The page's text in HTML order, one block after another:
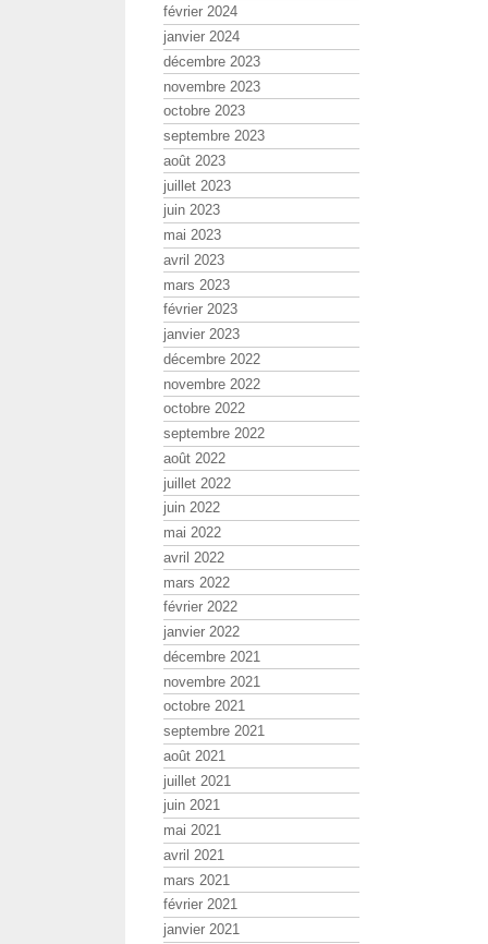
février 2024
janvier 2024
décembre 2023
novembre 2023
octobre 2023
septembre 2023
août 2023
juillet 2023
juin 2023
mai 2023
avril 2023
mars 2023
février 2023
janvier 2023
décembre 2022
novembre 2022
octobre 2022
septembre 2022
août 2022
juillet 2022
juin 2022
mai 2022
avril 2022
mars 2022
février 2022
janvier 2022
décembre 2021
novembre 2021
octobre 2021
septembre 2021
août 2021
juillet 2021
juin 2021
mai 2021
avril 2021
mars 2021
février 2021
janvier 2021